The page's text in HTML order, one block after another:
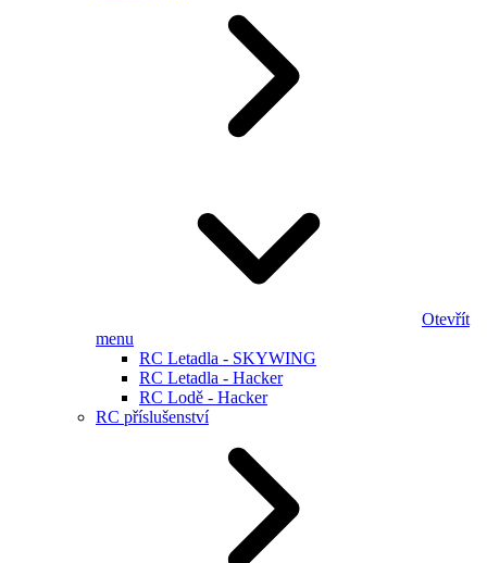
Otevřít
menu
RC Letadla - SKYWING
RC Letadla - Hacker
RC Lodě - Hacker
RC příslušenství